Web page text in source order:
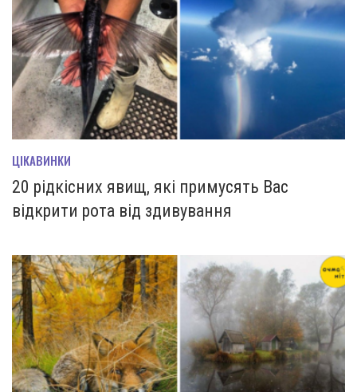
ЦІКАВИНКИ
20 рідкісних явищ, які примусять Вас
відкрити рота від здивування